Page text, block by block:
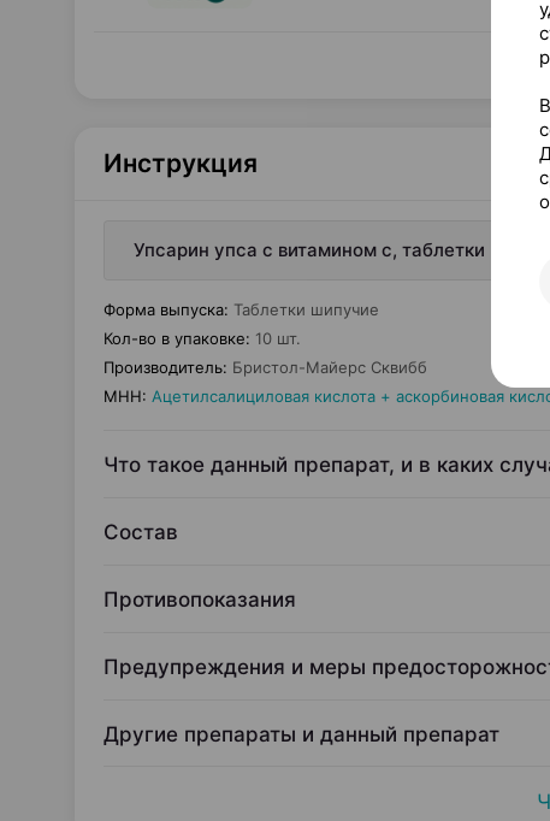
Инструкция
Упсарин упса с витамином c, таблетки
Форма выпуска: Таблетки шипучие
Кол-во в упаковке: 10 шт.
Производитель: Бристол-Майерс Сквибб
МНН: Ацетилсалициловая кислота + аскорбиновая
Что такое данный препарат, и в каких
Состав
Противопоказания
Предупреждения и меры
Другие препараты и данный препарат